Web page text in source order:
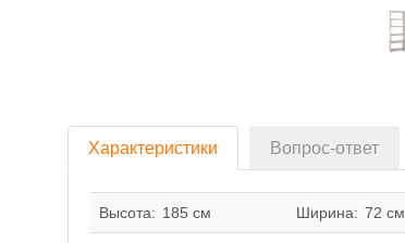
Характеристики Вопрос-ответ
Высота: 185 см Ширина: 72 см